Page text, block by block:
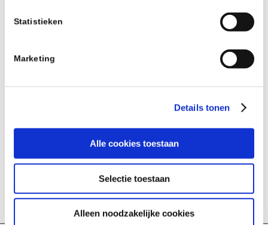
Statistieken
Marketing
Details tonen
Alle cookies toestaan
Selectie toestaan
Alleen noodzakelijke cookies
Outlook 365
Gegevens
Evenement-navigatie
«MedicalPHIT Congress Data exchange in healthcare
Heart Rhythm Congress»